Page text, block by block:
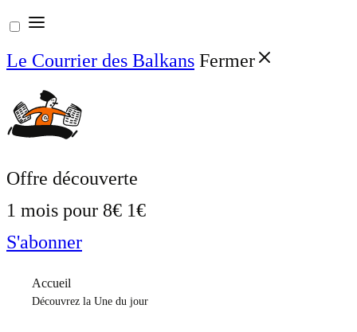
Aller
au
contenu
Le Courrier des Balkans Fermer
Offre découverte
1 mois pour 8€ 1€
S'abonner
Accueil
Découvrez la Une du jour